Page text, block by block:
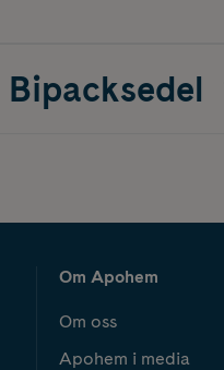
Bipacksedel
Om Apohem
Om oss
Apohem i media